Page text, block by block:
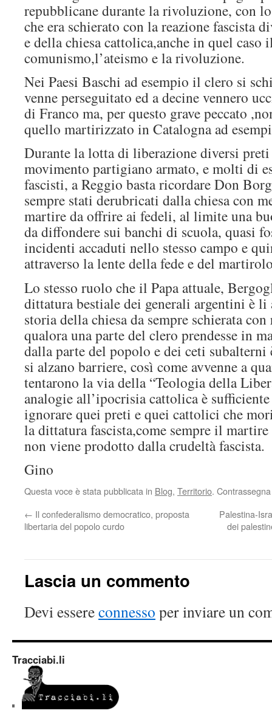
repubblicane durante la rivoluzione, con
che era schierato con la reazione fascista
e della chiesa cattolica,anche in quel caso
comunismo,l’ateismo e la rivoluzione.
Nei Paesi Baschi ad esempio il clero si
venne perseguitato ed a decine vennero
di Franco ma, per questo grave peccato
quello martirizzato in Catalogna ad
Durante la lotta di liberazione diversi
movimento partigiano armato, e molti di
fascisti, a Reggio basta ricordare Don
sempre stati derubricati dalla chiesa con
martire da offrire ai fedeli, al limite una
da diffondere sui banchi di scuola, quasi
incidenti accaduti nello stesso campo e
attraverso la lente della fede e del
Lo stesso ruolo che il Papa attuale,
dittatura bestiale dei generali argentini è li
storia della chiesa da sempre schierata
qualora una parte del clero prendesse in
dalla parte del popolo e dei ceti subalterni
si alzano barriere, così come avvenne a
tentarono la via della “Teologia della
analogie all’ipocrisia cattolica è
ignorare quei preti e quei cattolici che
la dittatura fascista,come sempre il
non viene prodotto dalla crudeltà fascista.
Gino
Questa voce è stata pubblicata in Blog, Territorio.
← Il confederalismo democratico, proposta
libertaria del popolo curdo
Palestina-
dei
Lascia un commento
Devi essereconnesso per inviare un
Tracciabi.li